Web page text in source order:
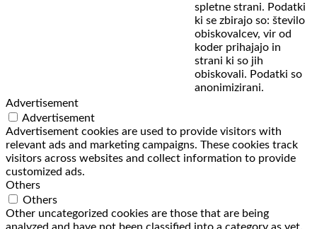
spletne strani. Podatki
ki se zbirajo so: število
obiskovalcev, vir od
koder prihajajo in
strani ki so jih
obiskovali. Podatki so
anonimizirani.
Advertisement
Advertisement
Advertisement cookies are used to provide visitors with
relevant ads and marketing campaigns. These cookies track
visitors across websites and collect information to provide
customized ads.
Others
Others
Other uncategorized cookies are those that are being
analyzed and have not been classified into a category as yet.